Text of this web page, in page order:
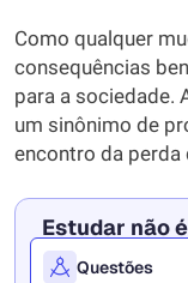
Como qualquer
consequências
para a sociedade.
um sinônimo de
encontro da perda
Estudar não
Questões